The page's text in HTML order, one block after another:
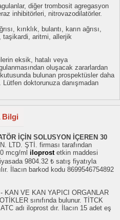
diğer trombosit agregasyon
inhibitörleri, nitrovazodilatörler.
kırıklık, bulantı, karın ağrısı,
taşikardi, aritmi, allerjik
eksik, hatalı veya
oluşacak zararlardan
bulunan prospektüsler daha
doktorunuza danışmadan
Bilgi
İÇİN SOLUSYON İÇEREN 30
LTD. ŞTİ. firması tarafından
mcg/ml iloprostetkin maddesi
9804.32 ₺ satış fiyatıyla
İlacın barkod kodu 8699546754892
- KAN VE KAN YAPICI ORGANLAR
sınıfında bulunur. TİTCK
adı iloprost dır. İlacın 15 adet eş